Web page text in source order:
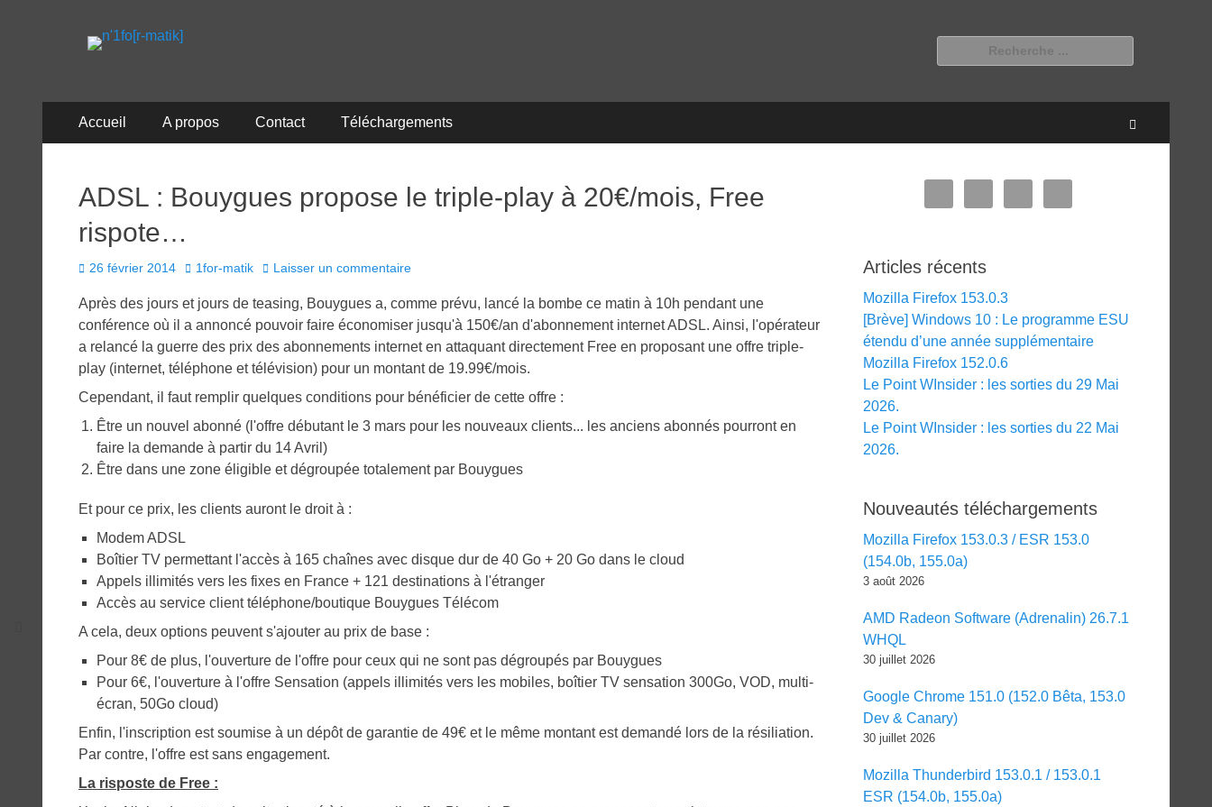
n'1fo[r-matik]
Pour les nymphos d'infos en info…
Menu
principal
Accueil A propos Contact Téléchargements
ADSL : Bouygues propose le triple-play à 20€/mois, Free
rispote…
Posted
26 février 2014 Author
1for-matik Laisser un commentaire
Après des jours et jours de teasing, Bouygues a, comme prévu, lancé la bombe ce matin à 10h pendant une
conférence où il a annoncé pouvoir faire économiser jusqu'à 150€/an d'abonnement internet ADSL. Ainsi, l'opérateur
a relancé la guerre des prix des abonnements internet en attaquant directement Free en proposant une offre triple-
play (internet, téléphone et télévision) pour un montant de 19.99€/mois.
Cependant, il faut remplir quelques conditions pour bénéficier de cette offre :
Être un nouvel abonné (l'offre débutant le 3 mars pour les nouveaux clients... les anciens abonnés pourront en
faire la demande à partir du 14 Avril)
Être dans une zone éligible et dégroupée totalement par Bouygues
Et pour ce prix, les clients auront le droit à :
Modem ADSL
Boîtier TV permettant l'accès à 165 chaînes avec disque dur de 40 Go + 20 Go dans le cloud
Appels illimités vers les fixes en France + 121 destinations à l'étranger
Accès au service client téléphone/boutique Bouygues Télécom
A cela, deux options peuvent s'ajouter au prix de base :
Pour 8€ de plus, l'ouverture de l'offre pour ceux qui ne sont pas dégroupés par Bouygues
Pour 6€, l'ouverture à l'offre Sensation (appels illimités vers les mobiles, boîtier TV sensation 300Go, VOD, multi-
écran, 50Go cloud)
Enfin, l'inscription est soumise à un dépôt de garantie de 49€ et le même montant est demandé lors de la résiliation.
Par contre, l'offre est sans engagement.
La risposte de Free :
Articles récents
Mozilla Firefox 153.0.3
[Brève] Windows 10 : Le programme ESU
étendu d’une année supplémentaire
Mozilla Firefox 152.0.6
Le Point WInsider : les sorties du 29 Mai
2026.
Le Point WInsider : les sorties du 22 Mai
2026.
Nouveautés téléchargements
Mozilla Firefox 153.0.3 / ESR 153.0
(154.0b, 155.0a)
3 août 2026
AMD Radeon Software (Adrenalin) 26.7.1
WHQL
30 juillet 2026
Google Chrome 151.0 (152.0 Bêta, 153.0
Dev & Canary)
30 juillet 2026
Mozilla Thunderbird 153.0.1 / 153.0.1
ESR (154.0b, 155.0a)